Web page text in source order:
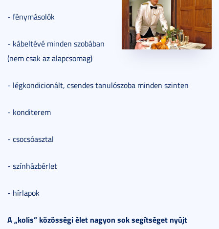
- fénymásolók
- kábeltévé minden szobában
(nem csak az alapcsomag)
- légkondicionált, csendes tanulószoba minden szinten
- konditerem
- csocsóasztal
- színházbérlet
- hírlapok
A „kolis” közösségi élet nagyon sok segítséget nyújt